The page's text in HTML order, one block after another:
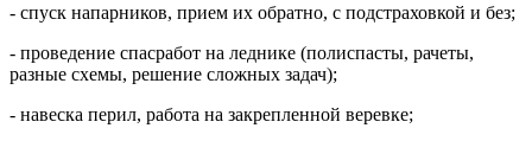
- спуск напарников, прием их обратно, с подстраховкой и без;
- проведение спасработ на леднике (полиспасты, рачеты,
разные схемы, решение сложных задач);
- навеска перил, работа на закрепленной веревке;